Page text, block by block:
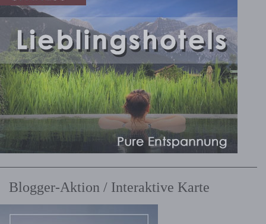
Blogger-Aktion / Interaktive Karte